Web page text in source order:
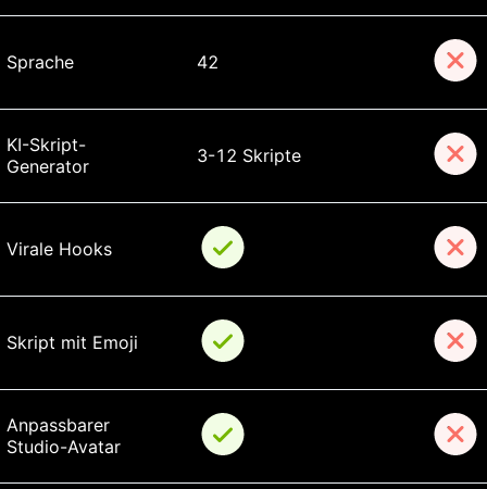
Sprache 42
KI-Skript-
Generator
3-12 Skripte
Virale Hooks
Skript mit Emoji
Anpassbarer
Studio-Avatar